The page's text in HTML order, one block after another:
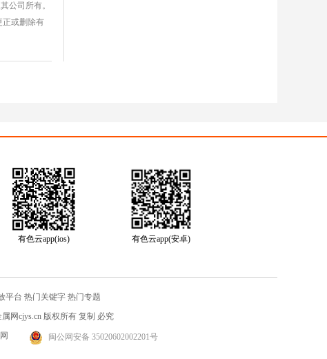
公司所有。
正或删除有
有色云app(ios) 有色云app(安卓)
平台 热门关键字 热门专题
网cjys.cn 版权所有 复制 必究
闽公网安备 35020602002201号